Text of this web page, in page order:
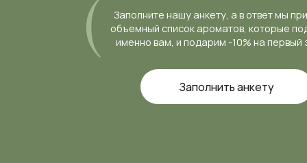
Заполнить анкету